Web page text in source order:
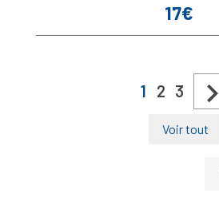
Prix
17€
1 2 3 
Voir tout